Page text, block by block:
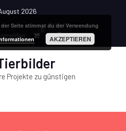
2026
0
Projekte zu günstigen
Seite stimmst du der Verwendung
AKZEPTIEREN